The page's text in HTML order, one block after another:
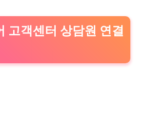
고객센터 상담원 연결